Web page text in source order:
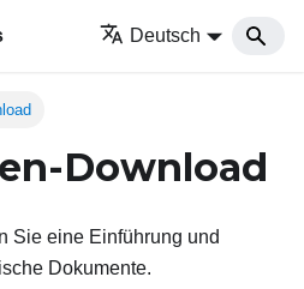
Deutsch
Download
Sie eine Einführung und
Dokumente.